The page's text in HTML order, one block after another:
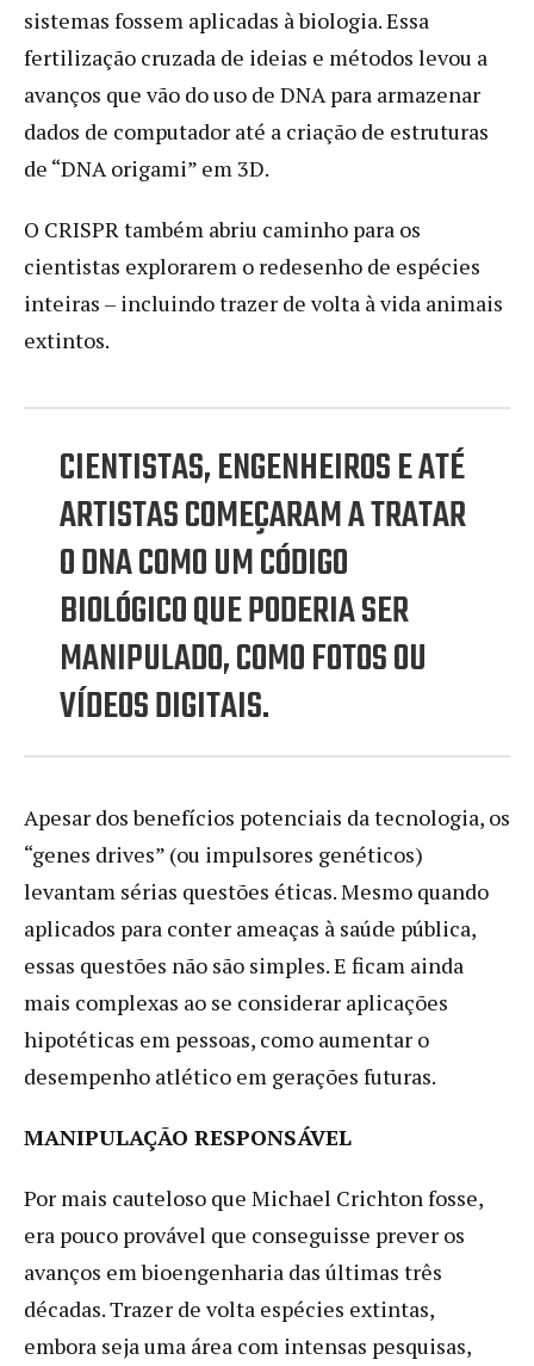
sistemas fossem aplicadas à biologia. Essa
fertilização cruzada de ideias e métodos levou a
avanços que vão do uso de DNA para armazenar
dados de computador até a criação de estruturas
de “DNA origami” em 3D.
O CRISPR também abriu caminho para os
cientistas explorarem o redesenho de espécies
inteiras – incluindo trazer de volta à vida animais
extintos.
CIENTISTAS, ENGENHEIROS E ATÉ
ARTISTAS COMEÇARAM A TRATAR
O DNA COMO UM CÓDIGO
BIOLÓGICO QUE PODERIA SER
MANIPULADO, COMO FOTOS OU
VÍDEOS DIGITAIS.
Apesar dos benefícios potenciais da tecnologia, os
“genes drives” (ou impulsores genéticos)
levantam sérias questões éticas. Mesmo quando
aplicados para conter ameaças à saúde pública,
essas questões não são simples. E ficam ainda
mais complexas ao se considerar aplicações
hipotéticas em pessoas, como aumentar o
desempenho atlético em gerações futuras.
MANIPULAÇÃO RESPONSÁVEL
Por mais cauteloso que Michael Crichton fosse,
era pouco provável que conseguisse prever os
avanços em bioengenharia das últimas três
décadas. Trazer de volta espécies extintas,
embora seja uma área com intensas pesquisas,